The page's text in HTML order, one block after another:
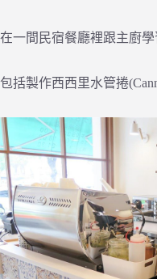
在一間民宿餐廳裡跟主廚學
包括製作西西里水管捲